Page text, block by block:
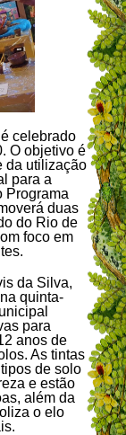
celebrado
O objetivo é
da utilização
para a
Programa
duas
do Rio de
foco em
da Silva,
quinta-
para
anos de
As tintas
de solo
e estão
além da
o elo